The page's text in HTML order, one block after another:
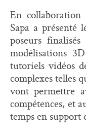
En collaboration
Sapa a présenté
poseurs
modélisations
tutoriels vidéos
complexes telles
vont permettre
compétences, et
temps en support